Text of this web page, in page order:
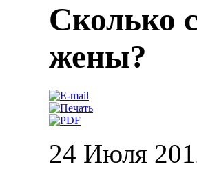
Сколько
жены?
24 Июля